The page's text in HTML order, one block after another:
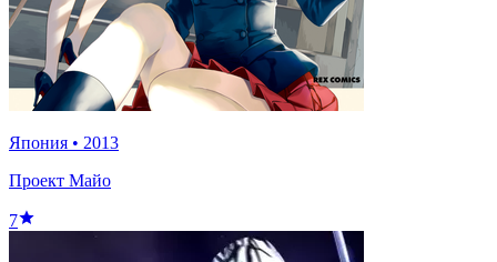
Япония • 2013
Проект Майо
7